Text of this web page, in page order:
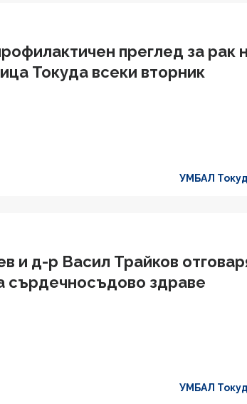
преглед за рак
Токуда всеки вторник
УМБАЛ
д-р Васил Трайков
сърдечносъдово здравe
УМБАЛ